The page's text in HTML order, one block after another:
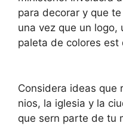
para decorar y que
una vez que un logo,
paleta de colores est
Considera ideas que
nios, la iglesia y la
que sern parte de tu